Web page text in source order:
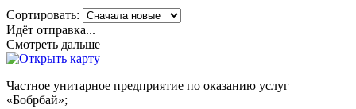
Сортировать:
Идёт отправка...
Смотреть дальше
Частное унитарное предприятие по оказанию услуг
«Бобрбай»;